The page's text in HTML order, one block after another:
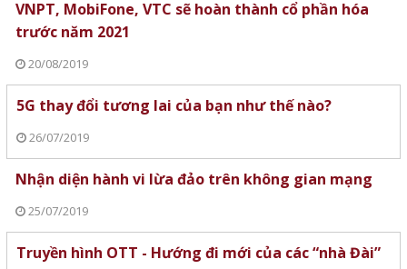
VNPT, MobiFone, VTC sẽ hoàn thành cổ phần hóa
trước năm 2021
20/08/2019
5G thay đổi tương lai của bạn như thế nào?
26/07/2019
Nhận diện hành vi lừa đảo trên không gian mạng
25/07/2019
Truyền hình OTT - Hướng đi mới của các “nhà Đài”